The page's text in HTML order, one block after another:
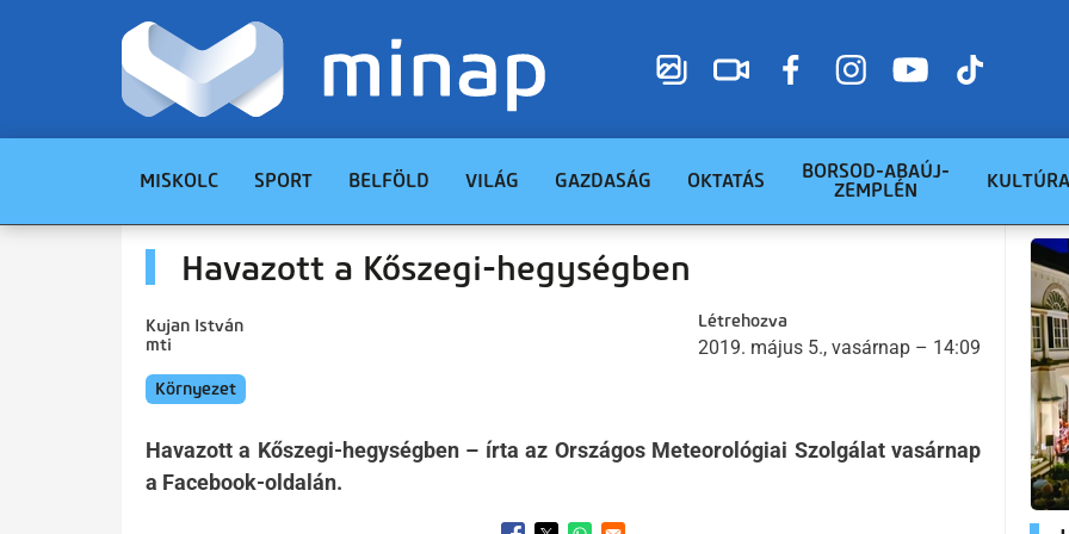
MISKOLC SPORT BELFÖLD VILÁG GAZDASÁG OKTATÁS
BORSOD-ABAÚJ-
ZEMPLÉN
KULTÚRA
Havazott a Kőszegi-hegységben
Kujan István
mti
Létrehozva
2019. május 5., vasárnap – 14:09
Környezet
Havazott a Kőszegi-hegységben – írta az Országos Meteorológiai Szolgálat vasárnap
a Facebook-oldalán.